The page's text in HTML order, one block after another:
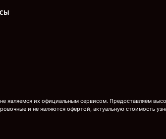
являемся их официальным сервисом. Предоставляем
и не являются офертой, актуальную стоимость